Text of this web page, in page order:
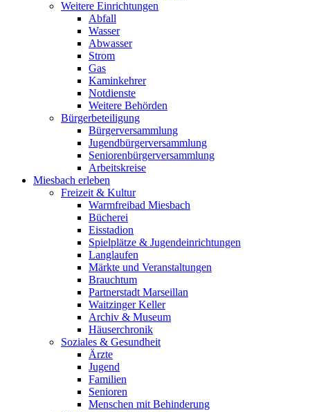
Weitere Einrichtungen
Abfall
Wasser
Abwasser
Strom
Gas
Kaminkehrer
Notdienste
Weitere Behörden
Bürgerbeteiligung
Bürgerversammlung
Jugendbürgerversammlung
Seniorenbürgerversammlung
Arbeitskreise
Miesbach erleben
Freizeit & Kultur
Warmfreibad Miesbach
Bücherei
Eisstadion
Spielplätze & Jugendeinrichtungen
Langlaufen
Märkte und Veranstaltungen
Brauchtum
Partnerstadt Marseillan
Waitzinger Keller
Archiv & Museum
Häuserchronik
Soziales & Gesundheit
Ärzte
Jugend
Familien
Senioren
Menschen mit Behinderung